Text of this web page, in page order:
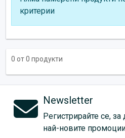
критерии
0 от 0 продукти
Newsletter
Регистрирайте се,
най-новите